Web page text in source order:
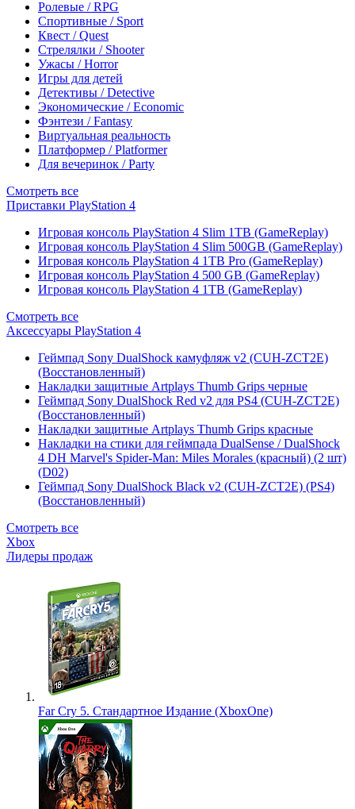
Ролевые / RPG
Спортивные / Sport
Квест / Quest
Стрелялки / Shooter
Ужасы / Horror
Игры для детей
Детективы / Detective
Экономические / Economic
Фэнтези / Fantasy
Виртуальная реальность
Платформер / Platformer
Для вечеринок / Party
Смотреть все
Приставки PlayStation 4
Игровая консоль PlayStation 4 Slim 1TB (GameReplay)
Игровая консоль PlayStation 4 Slim 500GB (GameReplay)
Игровая консоль PlayStation 4 1TB Pro (GameReplay)
Игровая консоль PlayStation 4 500 GB (GameReplay)
Игровая консоль PlayStation 4 1TB (GameReplay)
Смотреть все
Аксессуары PlayStation 4
Геймпад Sony DualShock камуфляж v2 (CUH-ZCT2E)
(Восстановленный)
Накладки защитные Artplays Thumb Grips черные
Геймпад Sony DualShock Red v2 для PS4 (CUH-ZCT2E)
(Восстановленный)
Накладки защитные Artplays Thumb Grips красные
Накладки на стики для геймпада DualSense / DualShock
4 DH Marvel's Spider-Man: Miles Morales (красный) (2 шт)
(D02)
Геймпад Sony DualShock Black v2 (CUH-ZCT2E) (PS4)
(Восстановленный)
Смотреть все
Xbox
Лидеры продаж
Far Cry 5. Стандартное Издание (XboxOne)